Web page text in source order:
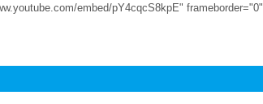
embed/pY4cqcS8kpE" frameborder="0"